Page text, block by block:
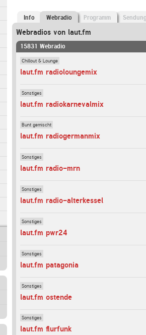
Info Webradio Programm
Webradios von laut.fm
15831 Webradio
Chillout & Lounge
laut.fm radioloungemix
Sonstiges
laut.fm radiokarnevalmix
Bunt gemischt
laut.fm radiogermanmix
Sonstiges
laut.fm radio-mrn
Sonstiges
laut.fm radio-alterkessel
Sonstiges
laut.fm pwr24
Sonstiges
laut.fm patagonia
Sonstiges
laut.fm ostende
Sonstiges
laut.fm flurfunk